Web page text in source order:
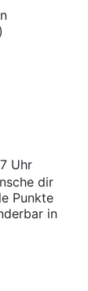
Uhr
dir
Punkte
in